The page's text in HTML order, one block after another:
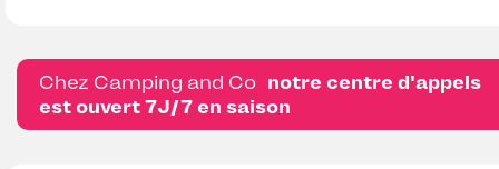
Chez Camping and Co notre centre d'appels
est ouvert 7J/7 en saison